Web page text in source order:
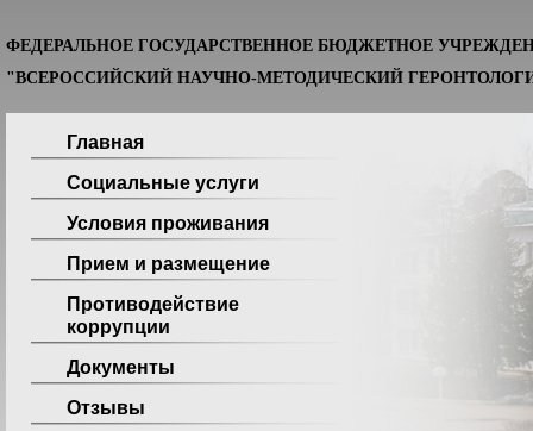
ФЕДЕРАЛЬНОЕ ГОСУДАРСТВЕННОЕ БЮДЖЕТНОЕ
"ВСЕРОССИЙСКИЙ НАУЧНО-МЕТОДИЧЕСКИЙ
Главная
Социальные услуги
Условия проживания
Прием и размещение
Противодействие
коррупции
Документы
Отзывы